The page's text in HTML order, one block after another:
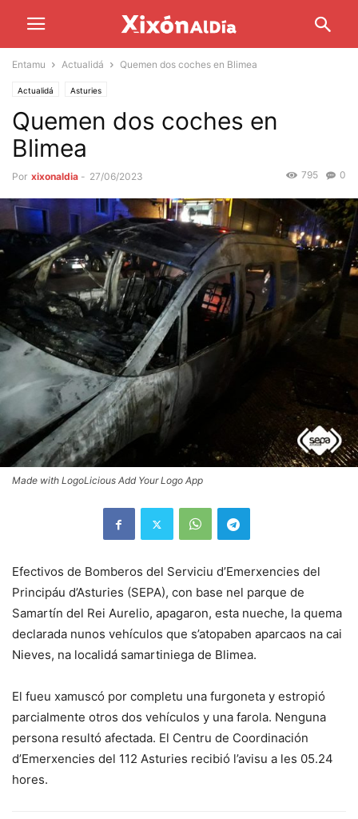
Entamu Actualidá Quemen dos coches en Blimea
Actualidá Asturies
Quemen dos coches en
Blimea
Por xixonaldia - 27/06/2023 0
795
Made with LogoLicious Add Your Logo App
Efectivos de Bomberos del Serviciu d’Emerxencies del
Principáu d’Asturies (SEPA), con base nel parque de
Samartín del Rei Aurelio, apagaron, esta nueche, la quema
declarada nunos vehículos que s’atopaben aparcaos na cai
Nieves, na localidá samartiniega de Blimea.
El fueu xamuscó por completu una furgoneta y estropió
parcialmente otros dos vehículos y una farola. Nenguna
persona resultó afectada. El Centru de Coordinación
d’Emerxencies del 112 Asturies recibió l’avisu a les 05.24
hores.